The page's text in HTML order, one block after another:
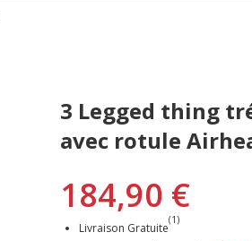
3 Legged thing
avec rotule
184,90 €
Livraison Gratuite
(1)